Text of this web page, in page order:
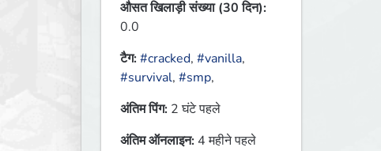
औसत खिलाड़ी संख्या (30 दिन):
0.0
टैग:#cracked, #vanilla,
#survival, #smp,
अंतिम पिंग: 2 घंटे पहले
अंतिम ऑनलाइन: 4 महीने पहले